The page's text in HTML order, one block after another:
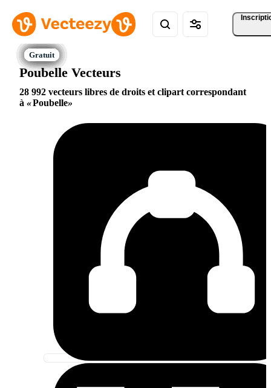
Poubelle Vecteurs
28 992 vecteurs libres de droits et clipart correspondant
à
Poubelle